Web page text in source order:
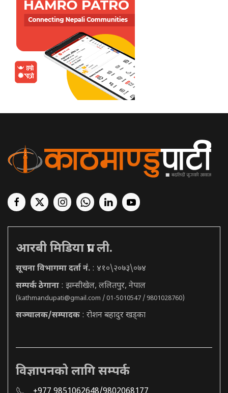
आरबी मिडिया प्रा. ली.
सूचना विभागमा दर्ता नं. : ४१०\२०७३\०७४
सम्पर्क ठेगाना : झम्सीखेल, ललितपुर, नेपाल
(kathmandupati@gmail.com / 01-5010547 / 9801028760)
सञ्चालक/सम्पादक : रोशन बहादुर खड्का
विज्ञापनको लागि सम्पर्क